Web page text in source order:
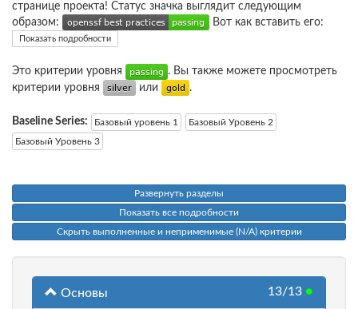
странице проекта! Статус значка выглядит следующим
образом:
Вот как вставить его:
Показать подробности
Это критерии уровня
. Вы также можете просмотреть
критерии уровня
или .
Baseline Series: Базовый уровень 1
Базовый Уровень 2
Базовый Уровень 3
Развернуть разделы
Показать все подробности
Скрыть выполненные и неприменимые (N/A) критерии
Основы 13/13 ●